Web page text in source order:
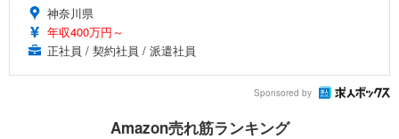
神奈川県
年収400万円～
正社員 / 契約社員 / 派遣社員
Sponsored by
Amazon売れ筋ランキング